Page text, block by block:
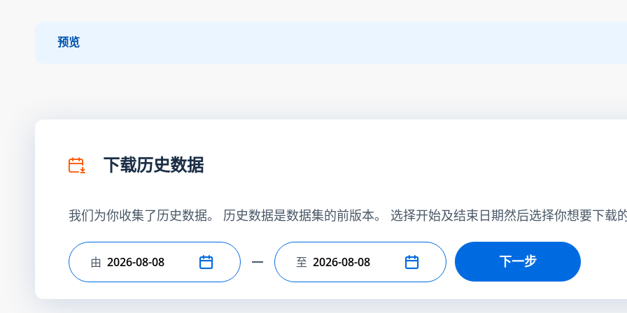
预览
下载历史数据
我们为你收集了历史数据。 历史数据是数据集的前版本。 选择开始及结束日期然后选择你想要下载
选择开始日期
由 选择结束日期
至 下一步